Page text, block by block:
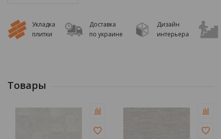
Укладка
плитки
Доставка
по украине
Дизайн
интерьера
Товары